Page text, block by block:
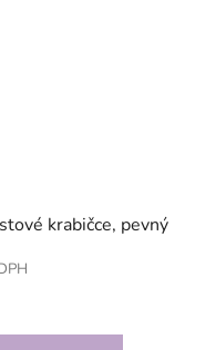
krabičce, pevný